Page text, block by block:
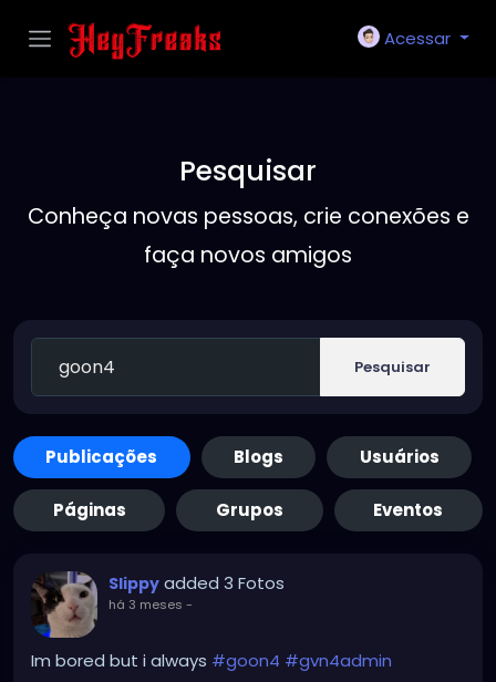
Acessar
Pesquisar
Conheça novas pessoas, crie conexões e
faça novos amigos
Pesquisar
Publicações Blogs Usuários
Páginas Grupos Eventos
Slippy added 3 Fotos
há 3 meses -
Im bored but i always #goon4 #gvn4admin